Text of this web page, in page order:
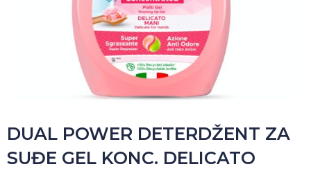
DUAL POWER DETERDŽENT ZA
SUĐE GEL KONC. DELICATO